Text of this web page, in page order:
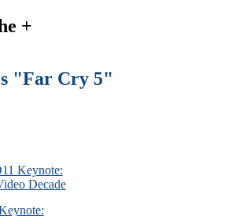
+
"Far Cry 5"
Keynote:
Decade